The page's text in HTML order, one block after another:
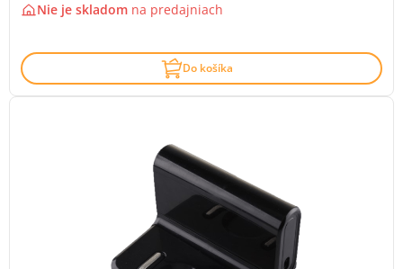
Nie je skladom na predajniach
Do košíka